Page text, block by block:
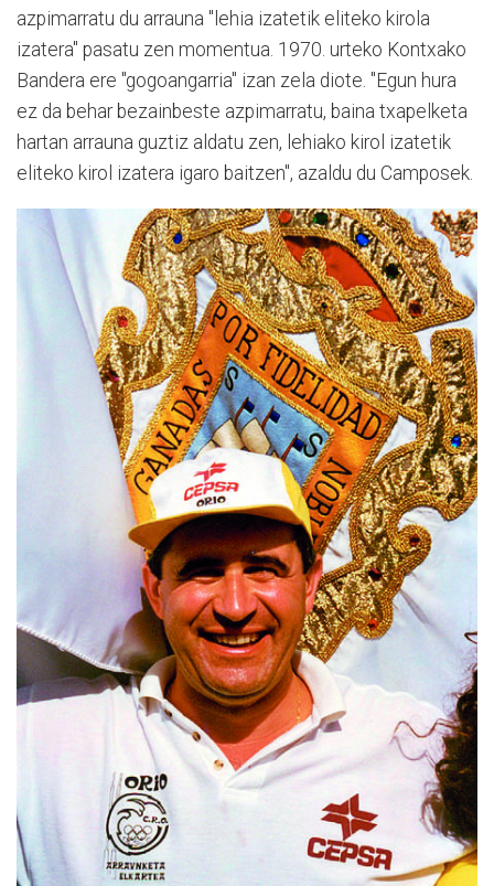
azpimarratu du arrauna "lehia izatetik eliteko kirola
izatera" pasatu zen momentua. 1970. urteko Kontxako
Bandera ere "gogoangarria" izan zela diote. "Egun hura
ez da behar bezainbeste azpimarratu, baina txapelketa
hartan arrauna guztiz aldatu zen, lehiako kirol izatetik
eliteko kirol izatera igaro baitzen", azaldu du Camposek.